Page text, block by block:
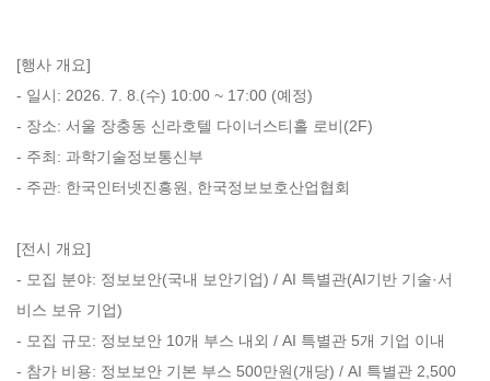
[행사 개요]
- 일시: 2026. 7. 8.(수) 10:00 ~ 17:00 (예정)
- 장소: 서울 장충동 신라호텔 다이너스티홀 로비(2F)
- 주최: 과학기술정보통신부
- 주관: 한국인터넷진흥원, 한국정보보호산업협회
[전시 개요]
- 모집 분야: 정보보안(국내 보안기업) / AI 특별관(AI기반 기술·서
비스 보유 기업)
- 모집 규모: 정보보안 10개 부스 내외 / AI 특별관 5개 기업 이내
- 참가 비용: 정보보안 기본 부스 500만원(개당) / AI 특별관 2,500